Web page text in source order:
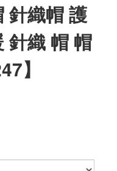
針織帽 護
針織 帽 帽
】